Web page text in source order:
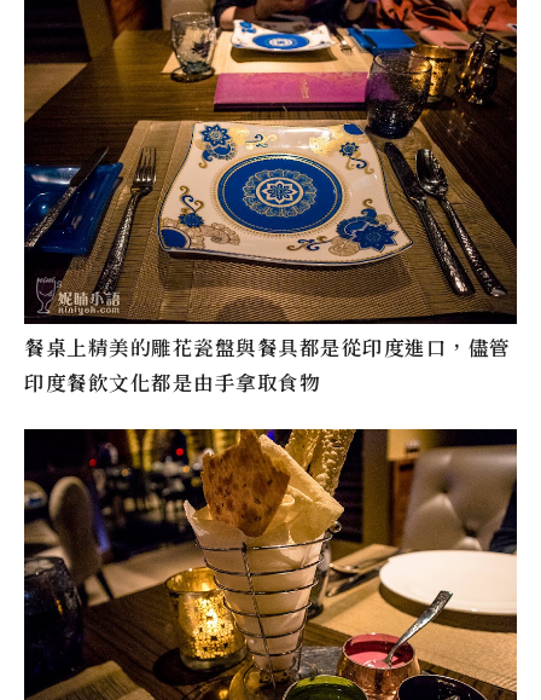
餐桌上精美的雕花瓷盤與餐具都是從印度進口，儘管
印度餐飲文化都是由手拿取食物